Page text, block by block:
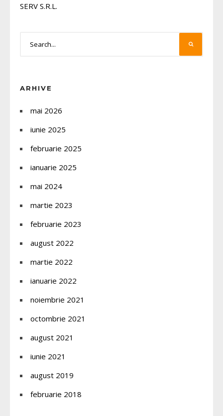
SERV S.R.L.
ARHIVE
mai 2026
iunie 2025
februarie 2025
ianuarie 2025
mai 2024
martie 2023
februarie 2023
august 2022
martie 2022
ianuarie 2022
noiembrie 2021
octombrie 2021
august 2021
iunie 2021
august 2019
februarie 2018